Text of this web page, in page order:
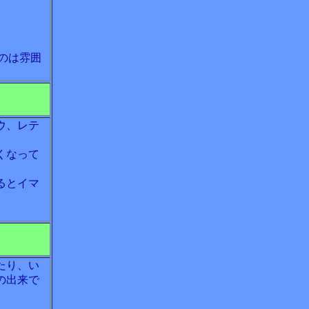
は雰囲
、レテ
なって
とイマ
り、い
出来で